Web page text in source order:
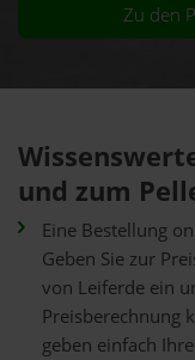
Zu den
und zum
Eine Bestellung
Geben Sie zur
von Leiferde ein
Preisberechnung
geben einfach